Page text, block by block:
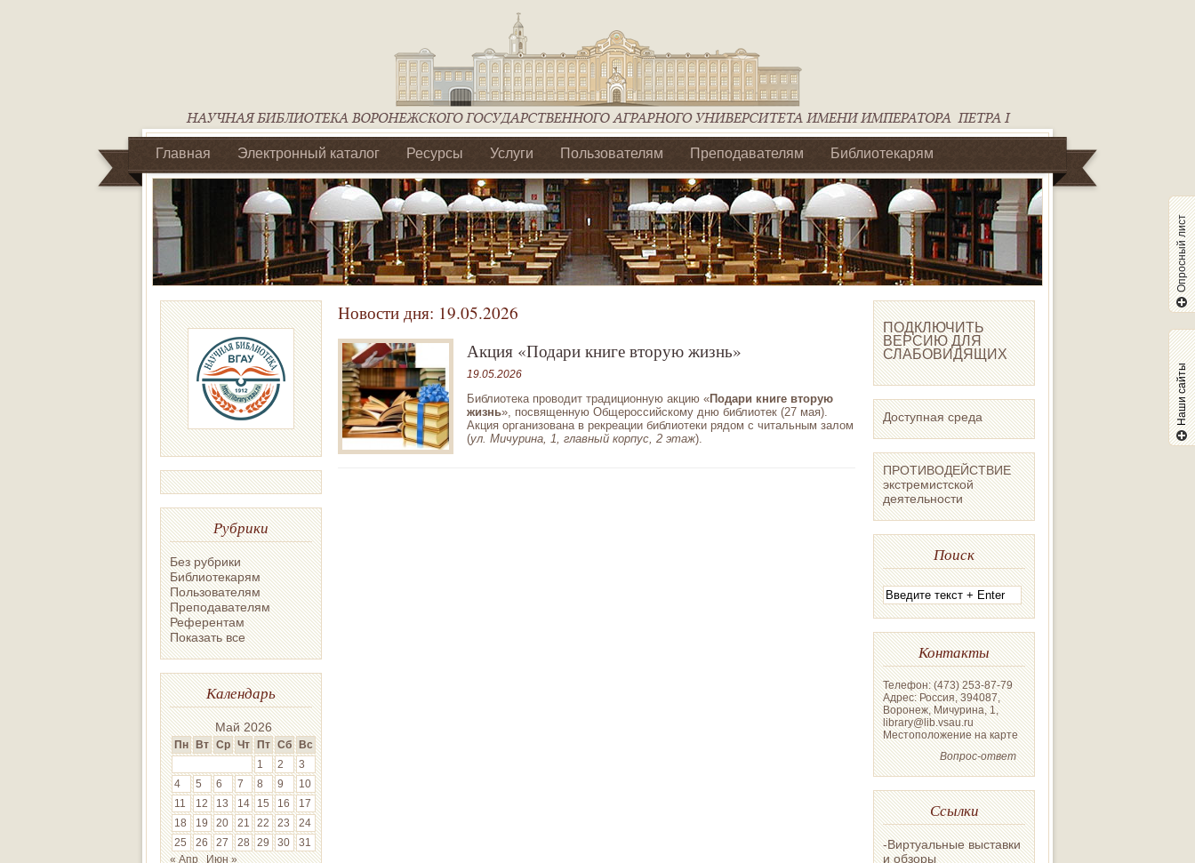
Главная Электронный каталог Ресурсы Услуги Пользователям Преподавателям Библиотекарям
Библиотеки регионального отделения Ассоциации Агрообразование по ЦФО
Рубрики
Без рубрики
Библиотекарям
Пользователям
Преподавателям
Референтам
Показать все
Календарь
Май 2026
Пн Вт Ср Чт Пт Сб Вс
1
2
3
4
5 6 7 8 9
10
11
12 13 14 15 16
17
18
19 20 21 22 23
24
25
26 27 28 29 30
31
« Апр
Июн »
Новости дня: 19.05.2026
Акция «Подари книге вторую жизнь»
19.05.2026
Библиотека проводит традиционную акцию «Подари книге вторую
жизнь», посвященную Общероссийскому дню библиотек (27 мая).
Акция организована в рекреации библиотеки рядом с читальным залом
(ул. Мичурина, 1, главный корпус, 2 этаж).
ПОДКЛЮЧИТЬ
ВЕРСИЮ ДЛЯ
СЛАБОВИДЯЩИХ
Доступная среда
ПРОТИВОДЕЙСТВИЕ
экстремистской
деятельности
Поиск
Контакты
Телефон: (473) 253-87-79
Адрес: Россия, 394087,
Воронеж, Мичурина, 1,
library@lib.vsau.ru
Местоположение на карте
Вопрос-ответ
Ссылки
-Виртуальные выставки
и обзоры
Опросный лист
Наши сайты